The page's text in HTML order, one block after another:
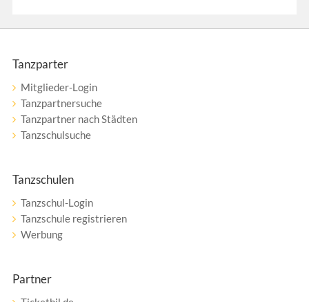
Tanzparter
Mitglieder-Login
Tanzpartnersuche
Tanzpartner nach Städten
Tanzschulsuche
Tanzschulen
Tanzschul-Login
Tanzschule registrieren
Werbung
Partner